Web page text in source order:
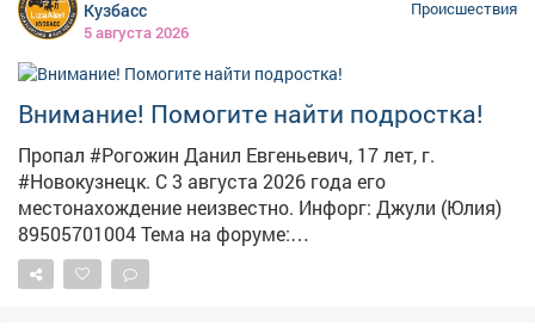
семерых найти не удалось.
Кузбасс
5 августа 2026
Происшествия
Внимание! Помогите найти подростка!
Пропал #Рогожин Данил Евгеньевич, 17 лет, г.
#Новокузнецк. С 3 августа 2026 года его
местонахождение неизвестно. Инфорг: Джули (Юлия)
89505701004 Тема на форуме:
https://lizaalert.org/forum/viewtopic.php?t=371502
#ЛизаАлерт #ЛизаАлертКузбасс #ПропалЧеловек